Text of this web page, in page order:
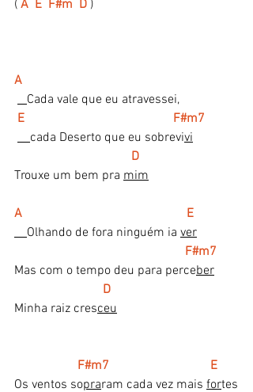
( A  E  F#m  D )
A
Cada vale que eu atravessei,
E                                               F#m7
cada Deserto que eu sobrevivi
D
Trouxe um bem pra mim
A                                                    E
Olhando de fora ninguém ia ver
  F#m7
Mas com o tempo deu para perceber
   D
Minha raiz cresceu
F#m7                                E
Os ventos sopraram cada vez mais fortes